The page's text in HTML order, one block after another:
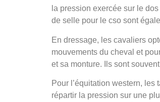
la pression exercée sur le
de selle pour le cso sont
En dressage, les cavaliers
mouvements du cheval et
et sa monture. Ils sont
Pour l’équitation western,
répartir la pression sur une